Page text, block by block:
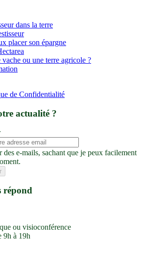
dans la terre
placer son épargne
ou une terre agricole ?
de Confidentialité
actualité ?
des e-mails, sachant que je peux facilement
répond
ou visioconférence
9h à 19h